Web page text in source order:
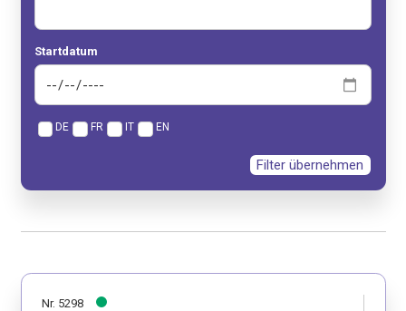
Startdatum
DE FR IT EN
Filter übernehmen
Nr. 5298